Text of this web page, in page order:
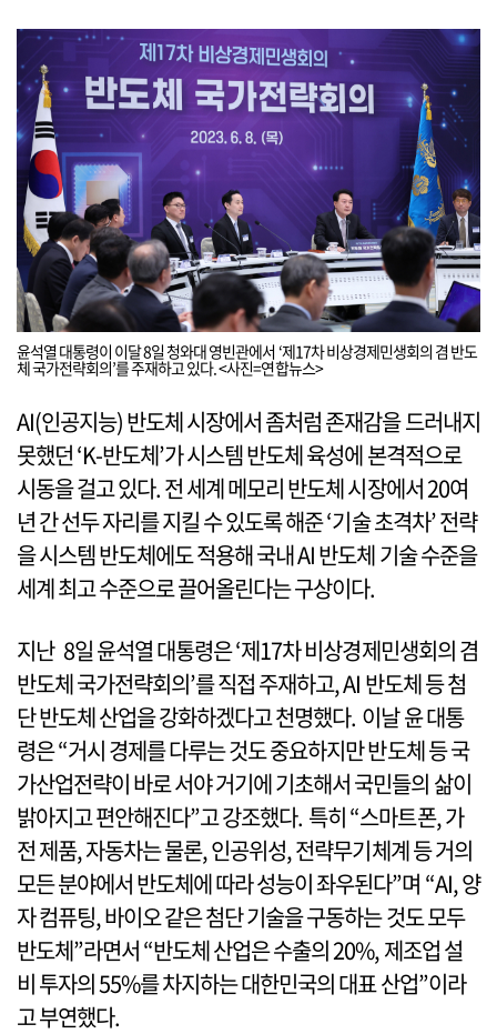
윤석열 대통령이 이달 8일 청와대 영빈관에서 ‘제17차 비상경제민생회의 겸 반도
체 국가전략회의’를 주재하고 있다. <사진=연합뉴스>
AI(인공지능) 반도체 시장에서 좀처럼 존재감을 드러내지
못했던 ‘K-반도체’가 시스템 반도체 육성에 본격적으로
시동을 걸고 있다. 전 세계 메모리 반도체 시장에서 20여
년 간 선두 자리를 지킬 수 있도록 해준 ‘기술 초격차’ 전략
을 시스템 반도체에도 적용해 국내 AI 반도체 기술 수준을
세계 최고 수준으로 끌어올린다는 구상이다.
지난 8일 윤석열 대통령은 ‘제17차 비상경제민생회의 겸
반도체 국가전략회의’를 직접 주재하고, AI 반도체 등 첨
단 반도체 산업을 강화하겠다고 천명했다. 이날 윤 대통
령은 “거시 경제를 다루는 것도 중요하지만 반도체 등 국
가산업전략이 바로 서야 거기에 기초해서 국민들의 삶이
밝아지고 편안해진다”고 강조했다. 특히 “스마트폰, 가
전 제품, 자동차는 물론, 인공위성, 전략무기체계 등 거의
모든 분야에서 반도체에 따라 성능이 좌우된다”며 “AI, 양
자 컴퓨팅, 바이오 같은 첨단 기술을 구동하는 것도 모두
반도체”라면서 “반도체 산업은 수출의 20%, 제조업 설
비 투자의 55%를 차지하는 대한민국의 대표 산업”이라
고 부연했다.